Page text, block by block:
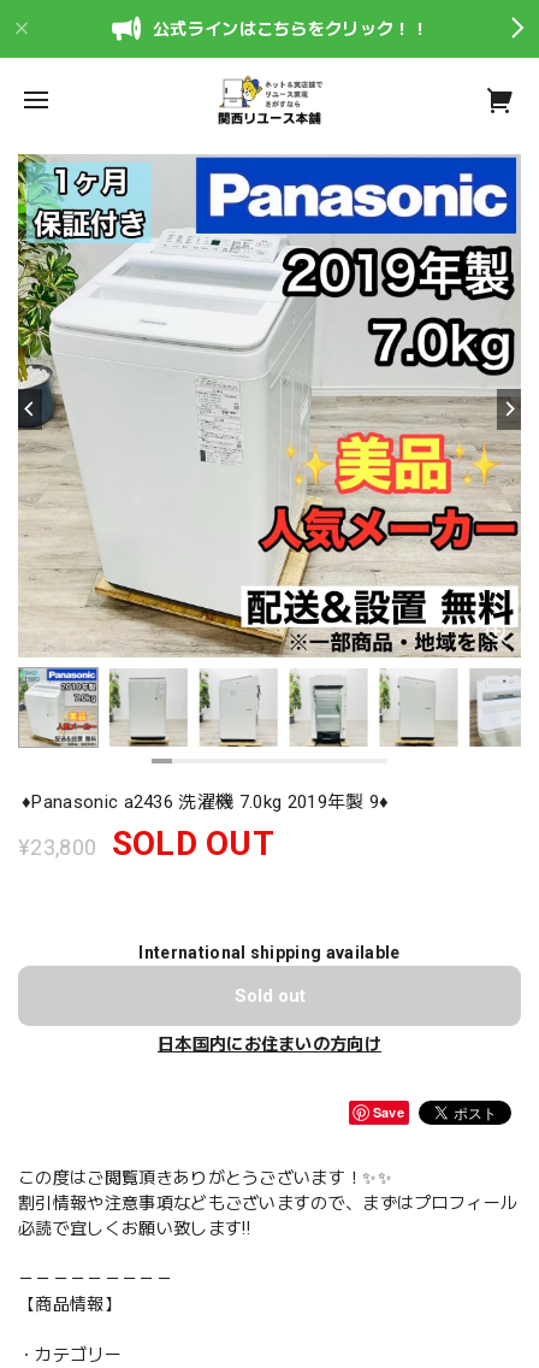
公式ラインはこちらをクリック！！
♦️Panasonic a2436 洗濯機 7.0kg 2019年製 9♦️
¥23,800 SOLD OUT
International shipping available
Sold out
日本国内にお住まいの方向け
Save
この度はご閲覧頂きありがとうございます！✨✨
割引情報や注意事項などもございますので、まずはプロフィール
必読で宜しくお願い致します‼️
－－－－－－－－－
【商品情報】
・カテゴリー